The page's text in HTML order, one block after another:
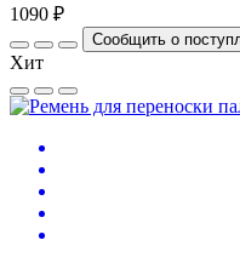
1090 ₽
Сообщить о
Хит